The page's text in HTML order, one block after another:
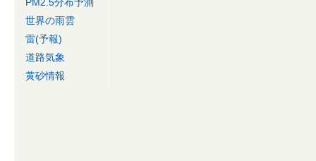
世界の雨雲
雷(予報)
道路気象
黄砂情報